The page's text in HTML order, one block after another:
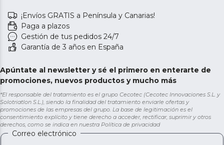
¡Envíos GRATIS a Península y Canarias!
Paga a plazos
Gestión de tus pedidos 24/7
Garantía de 3 años en España
Apúntate al newsletter y sé el primero en enterarte de
promociones, nuevos productos y mucho más
*El responsable del tratamiento es el grupo Cecotec (Cecotec Innovaciones S.L. y
Solotriatlon S.L.), siendo la finalidad del tratamiento enviarle ofertas y
promociones de las empresas del grupo. La base de legitimación es el
consentimiento explícito y tiene derecho a acceder, rectificar, suprimir y otros
derechos, como se indica en nuestra Política de privacidad
Correo electrónico